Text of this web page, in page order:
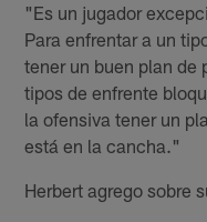
"Es un jugador
Para enfrentar a un
tener un buen plan de
tipos de enfrente
la ofensiva tener un
está en la cancha."
Herbert agrego sobre